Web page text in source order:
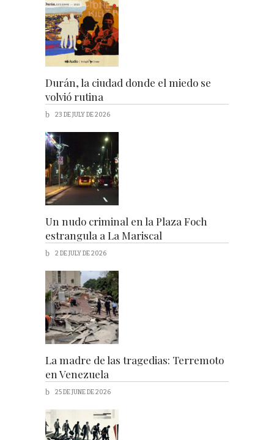
Durán, la ciudad donde el miedo se
volvió rutina
23 DE JULY DE 2026
Un nudo criminal en la Plaza Foch
estrangula a La Mariscal
2 DE JULY DE 2026
La madre de las tragedias: Terremoto
en Venezuela
25 DE JUNE DE 2026